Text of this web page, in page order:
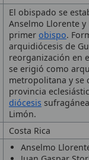
se erigió como
metropolitana y se
provincia eclesiástica,
diócesissufragáneas
Limón.
Costa Rica
Anselmo Llorente y
Juan Gaspar Stork
Rubén Odio Herrera
Carlos Humberto
Quirós
Román Arrieta
Diócesis, Arquidiócesis,
Metropolitana,